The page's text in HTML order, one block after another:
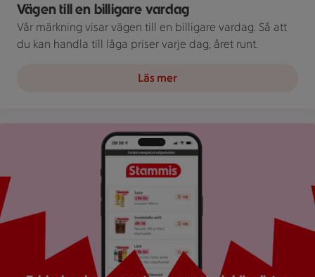
Vägen till en billigare vardag
Vår märkning visar vägen till en billigare vardag. Så att
du kan handla till låga priser varje dag, året runt.
Läs mer
Bild på mobil som visar ICA appen